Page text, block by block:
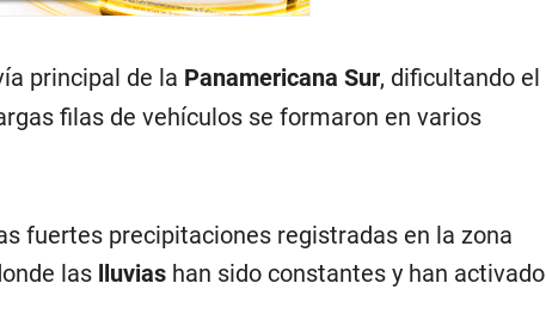
principal de la Panamericana Sur, dificultando el
filas de vehículos se formaron en varios
fuertes precipitaciones registradas en la zona
las lluvias han sido constantes y han activado